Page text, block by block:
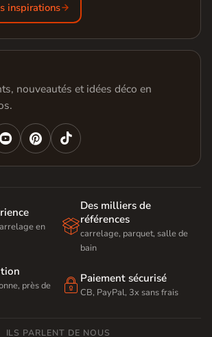
inspirations
nouveautés et idées déco en
 
en

Des milliers de
références
carrelage, parquet, salle de
bain
près de
 Paiement sécurisé
CB, PayPal, 3x sans frais
ILS PARLENT DE NOUS